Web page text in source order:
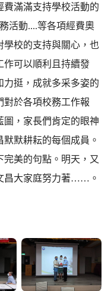
滿滿支持學校活動的
活動....等各項經費奧
學校的支持與關心，也
作可以順利且持續發
力挺，成就多采多姿的
對於各項校務工作報
圖，家長們肯定的眼神
默耕耘的每個成員。
美的句點。明天，又
昌大家庭努力著……。